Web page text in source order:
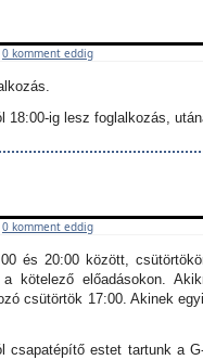
0 komment eddig
ig lesz foglalkozás,
0 komment eddig
és 20:00 között,
kötelező előadásokon.
csütörtök 17:00. Akinek
csapatépítő estet tartunk a